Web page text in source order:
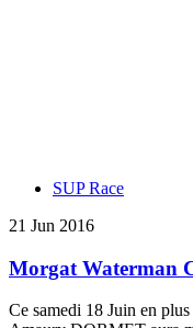
SUP Race
21 Jun 2016
Morgat Waterman
Ce samedi 18 Juin en